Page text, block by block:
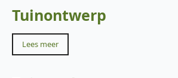
Tuinontwerp
Lees meer